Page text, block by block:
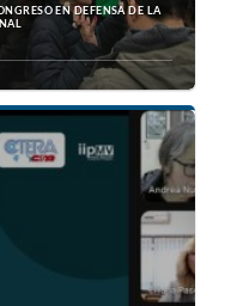
EN DEFENSA DE LA